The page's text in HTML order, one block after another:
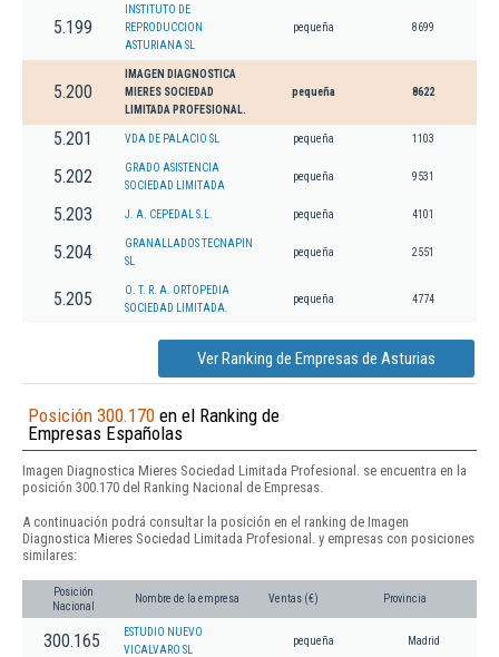
5.199
INSTITUTO DE
REPRODUCCION
ASTURIANA SL
pequeña 8699
5.200
IMAGEN DIAGNOSTICA
MIERES SOCIEDAD
LIMITADA PROFESIONAL.
pequeña 8622
5.201 VDA DE PALACIO SL pequeña 1103
5.202
GRADO ASISTENCIA
SOCIEDAD LIMITADA
pequeña 9531
5.203 J. A. CEPEDAL S.L. pequeña 4101
5.204
GRANALLADOS TECNAPIN
SL
pequeña 2551
5.205
O. T. R. A. ORTOPEDIA
SOCIEDAD LIMITADA.
pequeña 4774
Ver Ranking de Empresas de Asturias
Posición 300.170 en el Ranking de
Empresas Españolas
Imagen Diagnostica Mieres Sociedad Limitada Profesional. se encuentra en la
posición 300.170 del Ranking Nacional de Empresas.
A continuación podrá consultar la posición en el ranking de Imagen
Diagnostica Mieres Sociedad Limitada Profesional. y empresas con posiciones
similares:
Posición
Nacional
Nombre de la empresa Ventas (€) Provincia
300.165
ESTUDIO NUEVO
VICALVARO SL
pequeña Madrid